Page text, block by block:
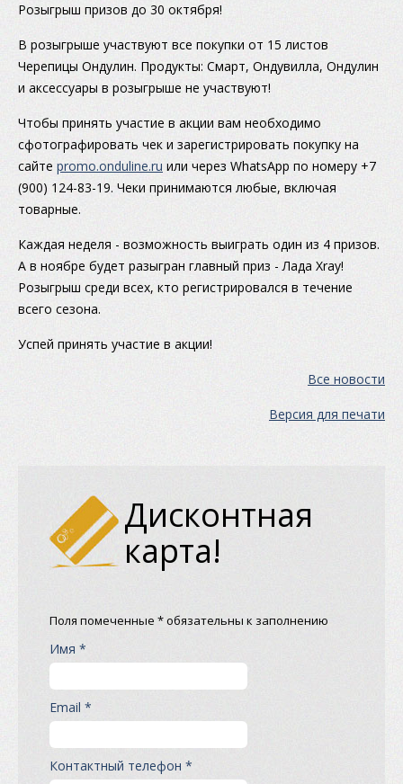
Розыгрыш призов до 30 октября!
В розыгрыше участвуют все покупки от 15 листов
Черепицы Ондулин. Продукты: Смарт, Ондувилла, Ондулин
и аксессуары в розыгрыше не участвуют!
Чтобы принять участие в акции вам необходимо
сфотографировать чек и зарегистрировать покупку на
сайте promo.onduline.ru или через WhatsApp по номеру +7
(900) 124-83-19. Чеки принимаются любые, включая
товарные.
Каждая неделя - возможность выиграть один из 4 призов.
А в ноябре будет разыгран главный приз - Лада Хray!
Розыгрыш среди всех, кто регистрировался в течение
всего сезона.
Успей принять участие в акции!
Все новости
Версия для печати
Дисконтная
карта!
Поля помеченные * обязательны к заполнению
Имя *
Email *
Контактный телефон *